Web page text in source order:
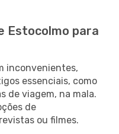
Estocolmo para
inconvenientes,
essenciais, como
de viagem, na mala.
de
ou filmes.